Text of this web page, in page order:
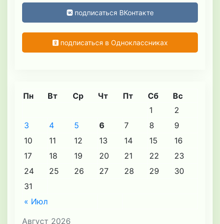
подписаться ВКонтакте
подписаться в Одноклассниках
Август 2026
Пн Вт Ср Чт Пт Сб Вс
« Июл
1
2
3
4 5 6 7 8
9
10
11 12 13 14 15
16
17
18 19 20 21 22
23
24
25 26 27 28 29
30
31